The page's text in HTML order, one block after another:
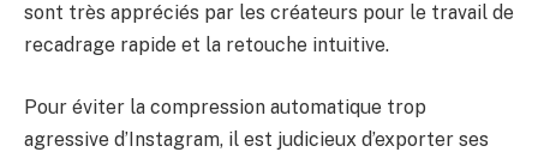
sont très appréciés par les créateurs pour le travail de
recadrage rapide et la retouche intuitive.
Pour éviter la compression automatique trop
agressive d’Instagram, il est judicieux d’exporter ses